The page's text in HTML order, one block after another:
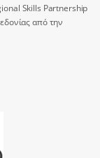
Skills Partnership
από την